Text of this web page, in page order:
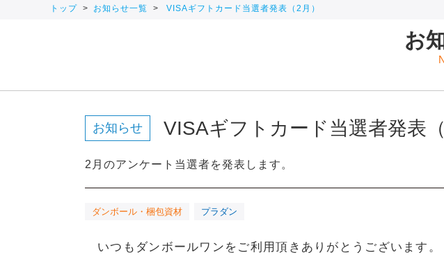
内寸
宅配100サイズ
宅配120サイズ
宅配160サイズ
宅配180サイズ
宅配200サイズ
ゆうパケット
ゆうパケットポスト
飛脚メール便
底面サ
A3サ
目的から探す
テイクアウト・デリバリー用
われもの用
水濡れ防止
小物・アクセサリー用
本・CD・DVD・マンガ・レ
レジャー用品・趣味用品
食品用
お酒用
封筒・クッション封筒・厚紙封筒
宅配袋
宅配ビニー
プチプチロールスタンド
テープ
テープカッター
ギフトボック
紙袋
ラミネート袋
紙コップ・プ
使い捨て食品
トップ お知らせ一覧 VISAギフトカード当選者発表（2月）
お
VISAギフトカード当選者発表（
2月のアンケート当選者を発表します。
いつもダンボールワンをご利用頂きありがとうございます。